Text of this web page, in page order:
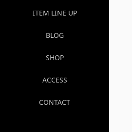
ITEM LINE UP
BLOG
SHOP
ACCESS
CONTACT